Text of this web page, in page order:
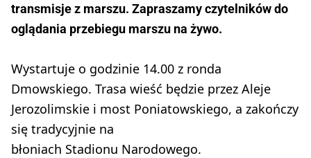
transmisje z marszu. Zapraszamy czytelników do
oglądania przebiegu marszu na żywo.
Wystartuje o godzinie 14.00 z ronda
Dmowskiego. Trasa wieść będzie przez Aleje
Jerozolimskie i most Poniatowskiego, a zakończy
się tradycyjnie na
błoniach Stadionu Narodowego.